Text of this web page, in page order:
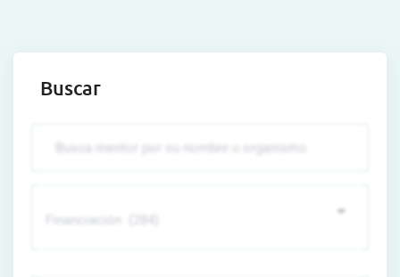
Buscar